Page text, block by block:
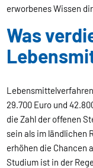
erworbenes Wissen
Was
29.700 Euro und
die Zahl der offenen
sein als im ländlichen
erhöhen die Chancen
Studium ist in der